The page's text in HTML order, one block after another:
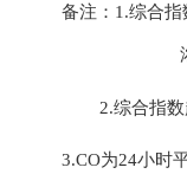
备注： 1.综合
2.综合指
3.CO为24小时